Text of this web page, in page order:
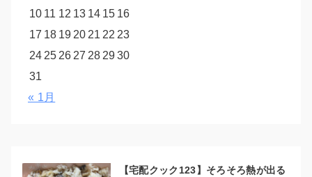
10 11 12 13 14 15 16
17 18 19 20 21 22 23
24 25 26 27 28 2930
31
« 1月
【宅配クック123】そろそろ熱が出る